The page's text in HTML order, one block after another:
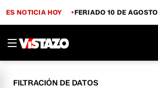
ES NOTICIA HOY FERIADO 10 DE AGOSTO
FILTRACIÓN DE DATOS